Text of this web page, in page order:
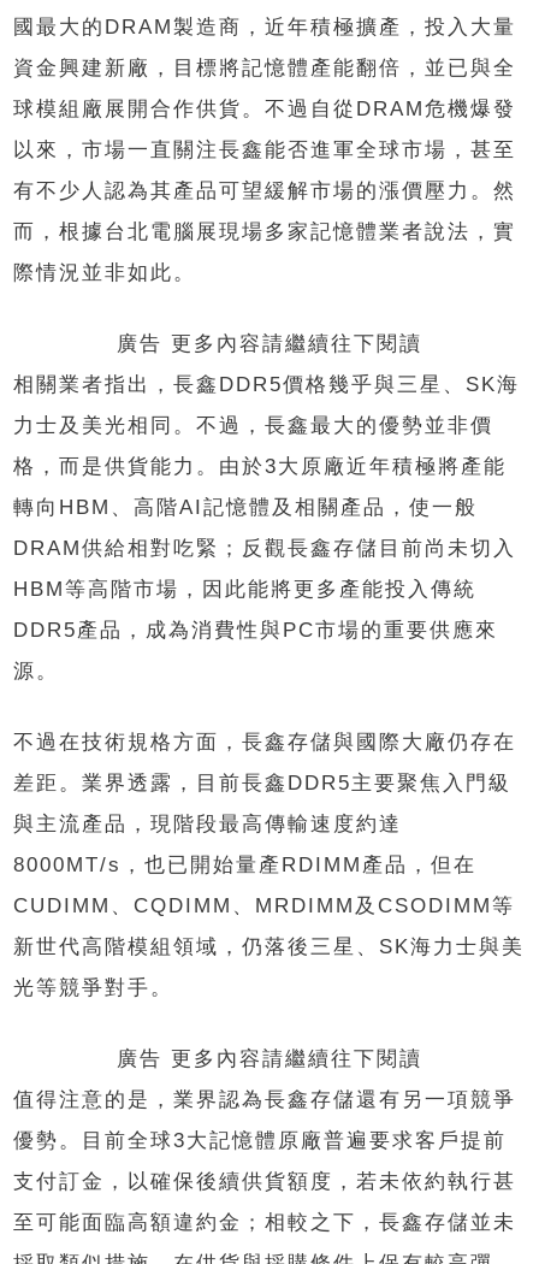
國最大的DRAM製造商，近年積極擴產，投入大量
資金興建新廠，目標將記憶體產能翻倍，並已與全
球模組廠展開合作供貨。不過自從DRAM危機爆發
以來，市場一直關注長鑫能否進軍全球市場，甚至
有不少人認為其產品可望緩解市場的漲價壓力。然
而，根據台北電腦展現場多家記憶體業者說法，實
際情況並非如此。
廣告 更多內容請繼續往下閱讀
相關業者指出，長鑫DDR5價格幾乎與三星、SK海
力士及美光相同。不過，長鑫最大的優勢並非價
格，而是供貨能力。由於3大原廠近年積極將產能
轉向HBM、高階AI記憶體及相關產品，使一般
DRAM供給相對吃緊；反觀長鑫存儲目前尚未切入
HBM等高階市場，因此能將更多產能投入傳統
DDR5產品，成為消費性與PC市場的重要供應來
源。
不過在技術規格方面，長鑫存儲與國際大廠仍存在
差距。業界透露，目前長鑫DDR5主要聚焦入門級
與主流產品，現階段最高傳輸速度約達
8000MT/s，也已開始量產RDIMM產品，但在
CUDIMM、CQDIMM、MRDIMM及CSODIMM等
新世代高階模組領域，仍落後三星、SK海力士與美
光等競爭對手。
廣告 更多內容請繼續往下閱讀
值得注意的是，業界認為長鑫存儲還有另一項競爭
優勢。目前全球3大記憶體原廠普遍要求客戶提前
支付訂金，以確保後續供貨額度，若未依約執行甚
至可能面臨高額違約金；相較之下，長鑫存儲並未